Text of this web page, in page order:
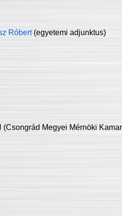
Róbert (egyetemi adjunktus)
(Csongrád Megyei Mérnöki